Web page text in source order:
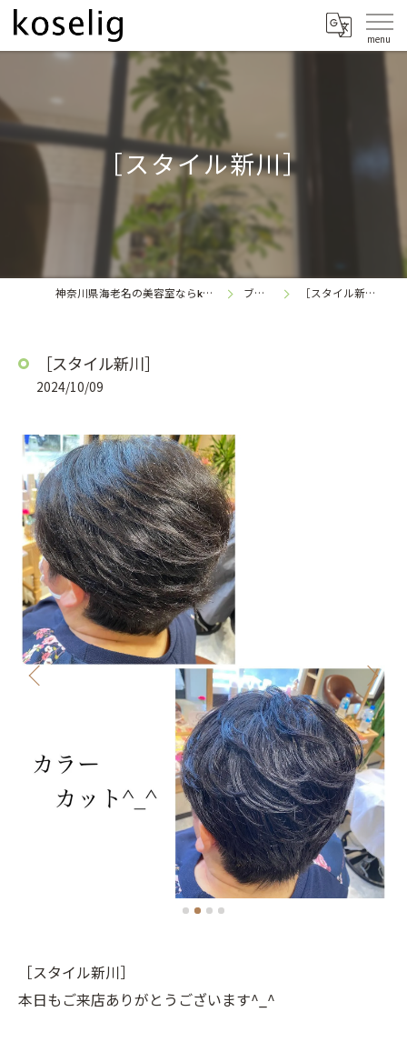
［スタイル新川］
神奈川県海老名の美容室ならkoselig ブログ ［スタイル新川］
［スタイル新川］
2024/10/09
［スタイル新川］
本日もご来店ありがとうございます^_^